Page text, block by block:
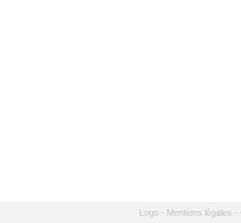
Logo - Mentions légales -